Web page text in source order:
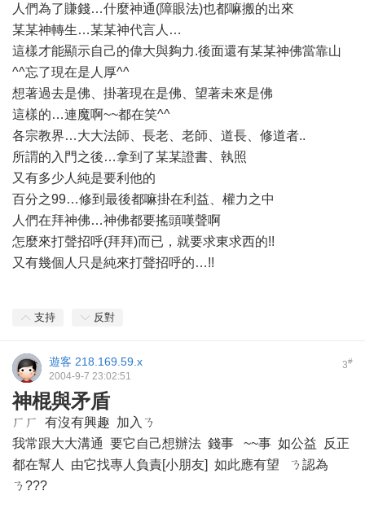
人們為了賺錢…什麼神通(障眼法)也都嘛搬的出來
某某神轉生…某某神代言人…
這樣才能顯示自己的偉大與夠力.後面還有某某神佛當靠山
^^忘了現在是人厚^^
想著過去是佛、掛著現在是佛、望著未來是佛
這樣的…連魔啊~~都在笑^^
各宗教界…大大法師、長老、老師、道長、修道者..
所謂的入門之後…拿到了某某證書、執照
又有多少人純是要利他的
百分之99…修到最後都嘛掛在利益、權力之中
人們在拜神佛…神佛都要搖頭嘆聲啊
怎麼來打聲招呼(拜拜)而已，就要求東求西的!!
又有幾個人只是純來打聲招呼的…!!
支持 反對
3#
遊客 218.169.59.x
2004-9-7 23:02:51
神棍與矛盾
ㄏㄏ 有沒有興趣 加入ㄋ
我常跟大大溝通 要它自己想辦法 錢事 ~~事 如公益 反正
都在幫人 由它找專人負責[小朋友] 如此應有望 ㄋ認為
ㄋ???